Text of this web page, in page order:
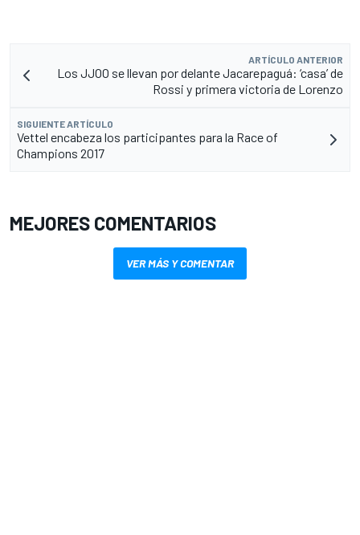
ARTÍCULO ANTERIOR
Los JJOO se llevan por delante Jacarepaguá: ‘casa’ de
Rossi y primera victoria de Lorenzo
SIGUIENTE ARTÍCULO
Vettel encabeza los participantes para la Race of
Champions 2017
MEJORES COMENTARIOS
VER MÁS Y COMENTAR